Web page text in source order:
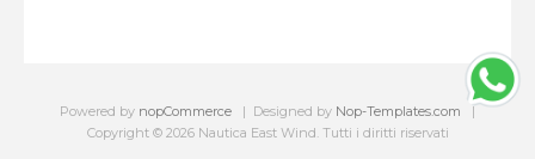
Powered by nopCommerce Designed by Nop-Templates.com
Copyright © 2026 Nautica East Wind. Tutti i diritti riservati